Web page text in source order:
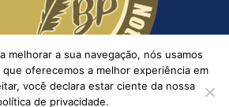
melhorar a sua navegação, nós usamos
oferecemos a melhor experiência em
você declara estar ciente da nossa
de privacidade.